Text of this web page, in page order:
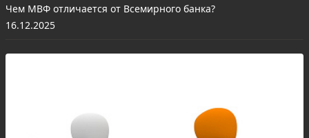
Чем МВФ отличается от Всемирного банка?
16.12.2025